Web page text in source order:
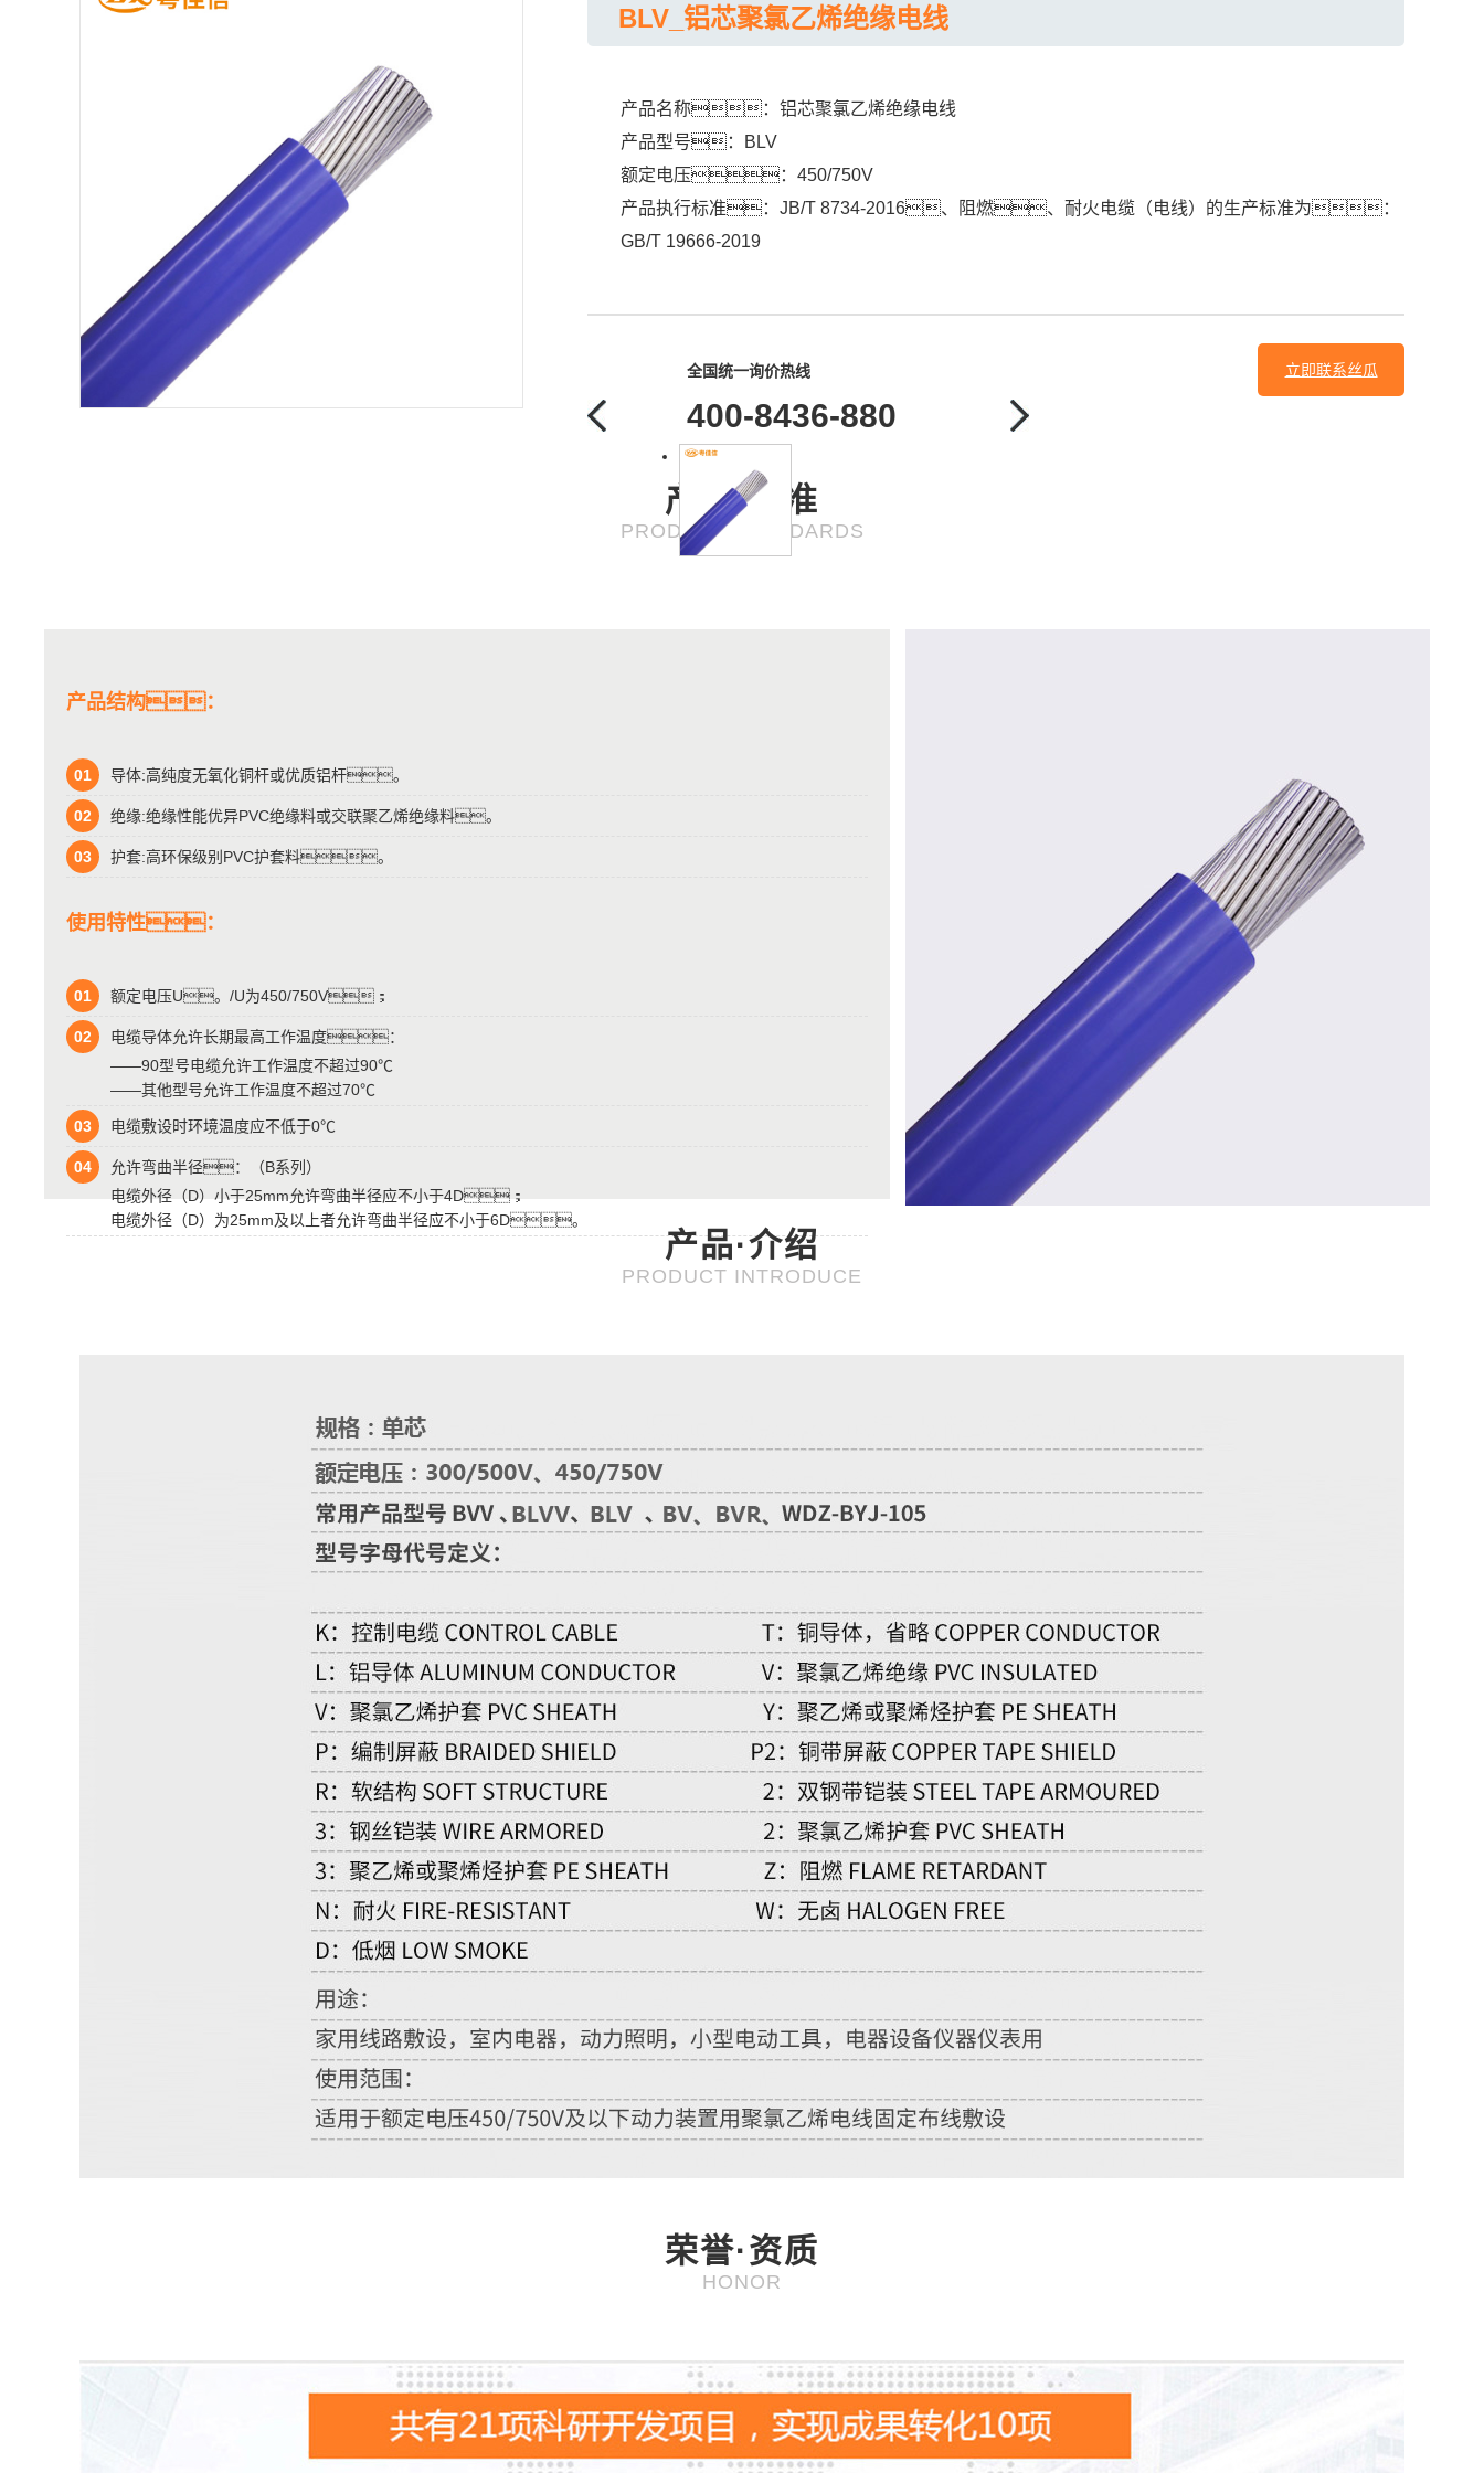
BLV_铝芯聚氯乙烯绝缘电线
产品名称：铝芯聚氯乙烯绝缘电线
产品型号：BLV
额定电压：450/750V
产品执行标准：JB/T 8734-2016、阻燃、耐火电缆（电线）的生产标准为：
GB/T 19666-2019
全国统一询价热线
400-8436-880
立即联系丝瓜
产品·标准
PRODUCT STANDARDS
产品结构：
01 导体:高纯度无氧化铜杆或优质铝杆。
02 绝缘:绝缘性能优异PVC绝缘料或交联聚乙烯绝缘料。
03 护套:高环保级别PVC护套料。
使用特性：
01 额定电压U。/U为450/750V；
02
电缆导体允许长期最高工作温度：
——90型号电缆允许工作温度不超过90℃
——其他型号允许工作温度不超过70℃
03 电缆敷设时环境温度应不低于0℃
04
允许弯曲半径：（B系列）
电缆外径（D）小于25mm允许弯曲半径应不小于4D；
电缆外径（D）为25mm及以上者允许弯曲半径应不小于6D。
产品·介绍
PRODUCT INTRODUCE
荣誉·资质
HONOR